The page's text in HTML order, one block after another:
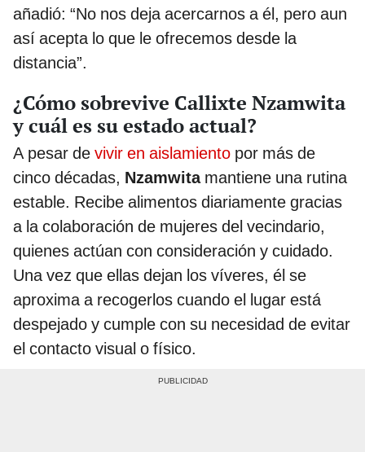
añadió: “No nos deja acercarnos a él, pero aun
así acepta lo que le ofrecemos desde la
distancia”.
¿Cómo sobrevive Callixte Nzamwita
y cuál es su estado actual?
A pesar de vivir en aislamiento por más de
cinco décadas, Nzamwitamantiene una rutina
estable. Recibe alimentos diariamente gracias
a la colaboración de mujeres del vecindario,
quienes actúan con consideración y cuidado.
Una vez que ellas dejan los víveres, él se
aproxima a recogerlos cuando el lugar está
despejado y cumple con su necesidad de evitar
el contacto visual o físico.